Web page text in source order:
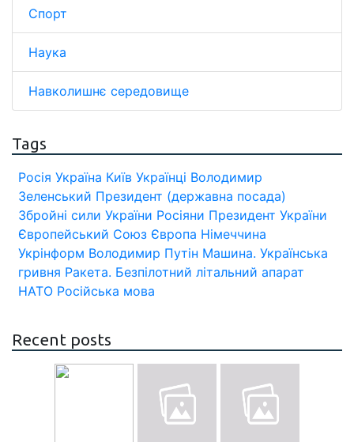
Спорт
Наука
Навколишнє середовище
Tags
Росія Україна Київ Українці Володимир
Зеленський Президент (державна посада)
Збройні сили України Росіяни Президент України
Європейський Союз Європа Німеччина
Укрінформ Володимир Путін Машина. Українська
гривня Ракета. Безпілотний літальний апарат
НАТО Російська мова
Recent posts